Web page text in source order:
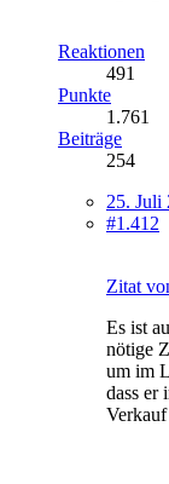
Reaktionen
491
Punkte
1.761
Beiträge
254
25. Juli
#1.412
Zitat
Es ist
nötige
um im
dass er